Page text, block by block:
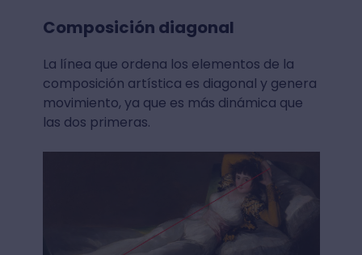
Composición diagonal
La línea que ordena los elementos de la
composición artística es diagonal y genera
movimiento, ya que es más dinámica que
las dos primeras.